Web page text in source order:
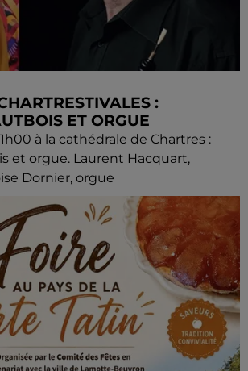
:
ET ORGUE
à la cathédrale de Chartres :
et orgue. Laurent Hacquart,
Dornier, orgue